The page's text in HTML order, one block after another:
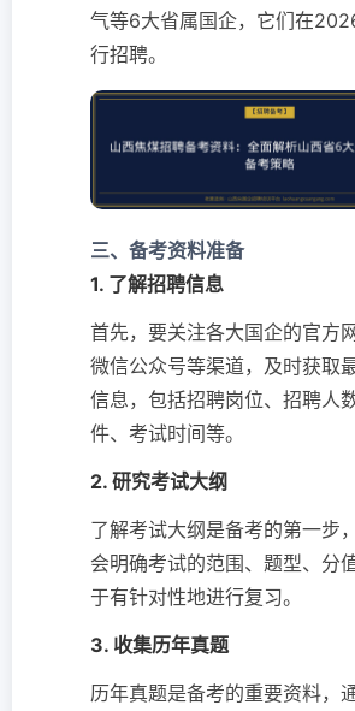
气等6大省属国企，它们在
行招聘。
三、备考资料准备
1. 了解招聘信息
首先，要关注各大国企的官方
微信公众号等渠道，及时获取
信息，包括招聘岗位、招聘人
件、考试时间等。
2. 研究考试大纲
了解考试大纲是备考的第一步
会明确考试的范围、题型、分
于有针对性地进行复习。
3. 收集历年真题
历年真题是备考的重要资料，